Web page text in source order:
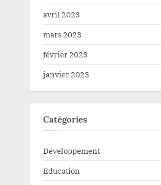
avril 2023
mars 2023
février 2023
janvier 2023
Catégories
Développement
Education